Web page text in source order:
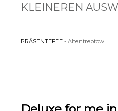
KLEINEREN
PRÄSENTEFEE - Altentreptow